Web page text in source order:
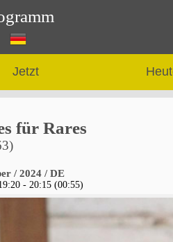
Jetzt
für Rares
/ 2024 / DE
- 20:15 (00:55)